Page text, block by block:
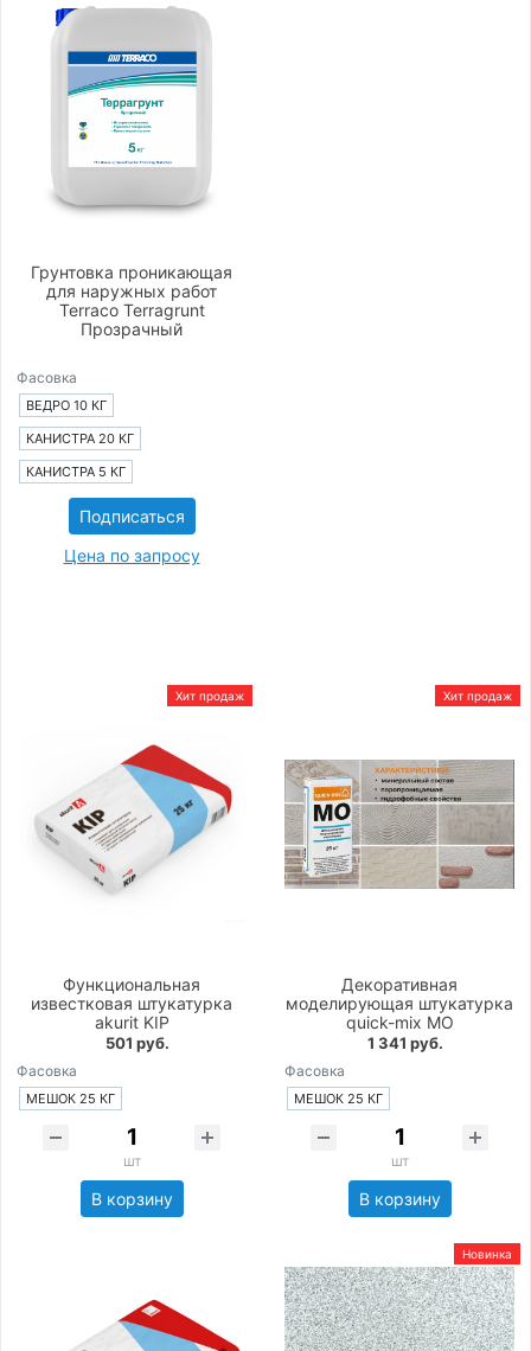
Грунтовка проникающая
для наружных работ
Terraco Terragrunt
Прозрачный
Фасовка
ВЕДРО 10 КГ
КАНИСТРА 20 КГ
КАНИСТРА 5 КГ
Подписаться
Цена по запросу
Хит продаж
Функциональная
известковая штукатурка
akurit KIP
501 руб.
Фасовка
МЕШОК 25 КГ
шт
В корзину
Хит продаж
Декоративная
моделирующая штукатурка
quick-mix MO
1 341 руб.
Фасовка
МЕШОК 25 КГ
шт
В корзину
Новинка